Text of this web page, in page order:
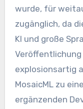
wurde, für
zugänglich, da
KI und große
Veröffentlichung
explosionsartig
MosaicML zu
ergänzenden